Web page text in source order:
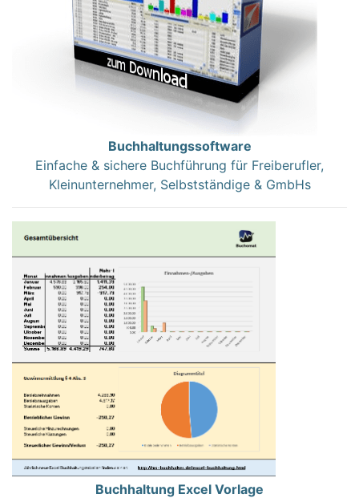
Buchhaltungssoftware
Einfache & sichere Buchführung für Freiberufler,
Kleinunternehmer, Selbstständige & GmbHs
Buchhaltung Excel Vorlage